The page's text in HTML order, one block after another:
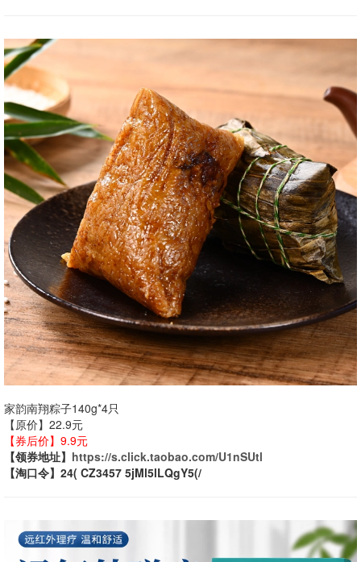
家韵南翔粽子140g*4只
【原价】22.9元
【券后价】9.9元
【领券地址】 https://s.click.taobao.com/U1nSUtl
【淘口令】24( CZ3457 5jMl5lLQgY5(/